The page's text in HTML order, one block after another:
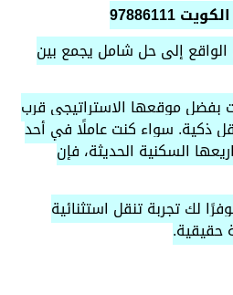
إلى حل شامل يجمع بين
بفضل موقعها الاستراتيجي قرب
ذكية. سواء كنت عاملًا في أحد
السكنية الحديثة، فإن
هذا المزيج المثالي، موفرًا لك تجربة تنقل استثنائية
حقيقية.